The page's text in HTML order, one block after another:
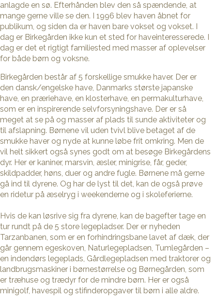
anlagde en sø. Efterhånden blev den så spændende, at
mange gerne ville se den. I 1996 blev haven åbnet for
publikum, og siden da er haven bare vokset og vokset. I
dag er Birkegården ikke kun et sted for haveinteresserede. I
dag er det et rigtigt familiested med masser af oplevelser
for både børn og voksne.
Birkegården består af 5 forskellige smukke haver. Der er
den dansk/engelske have, Danmarks største japanske
have, en præriehave, en klosterhave, en permakulturhave,
som er en inspirerende selvforsyningshave. Der er så
meget at se på og masser af plads til sunde aktiviteter og
til afslapning. Børnene vil uden tvivl blive betaget af de
smukke haver og nyde at kunne løbe frit omkring. Men de
vil helt sikkert også synes godt om at besøge Birkegårdens
dyr. Her er kaniner, marsvin, æsler, minigrise, får, geder,
skildpadder, høns, duer og andre fugle. Børnene må gerne
gå ind til dyrene. Og har de lyst til det, kan de også prøve
en ridetur på æselryg i weekenderne og i skoleferierne.
Hvis de kan løsrive sig fra dyrene, kan de bagefter tage en
tur rundt på de 5 store legepladser. Der er nyheden
Tarzanbanen, som er en forhindringsbane lavet af dæk, der
går gennem egeskoven, Naturlegepladsen, Tumlegården –
en indendørs legeplads, Gårdlegepladsen med traktorer og
landbrugsmaskiner i børnestørrelse og Børnegården, som
er træhuse og trædyr for de mindre børn. Her er også
minigolf, havespil og stifinderopgaver til børn i alle aldre.